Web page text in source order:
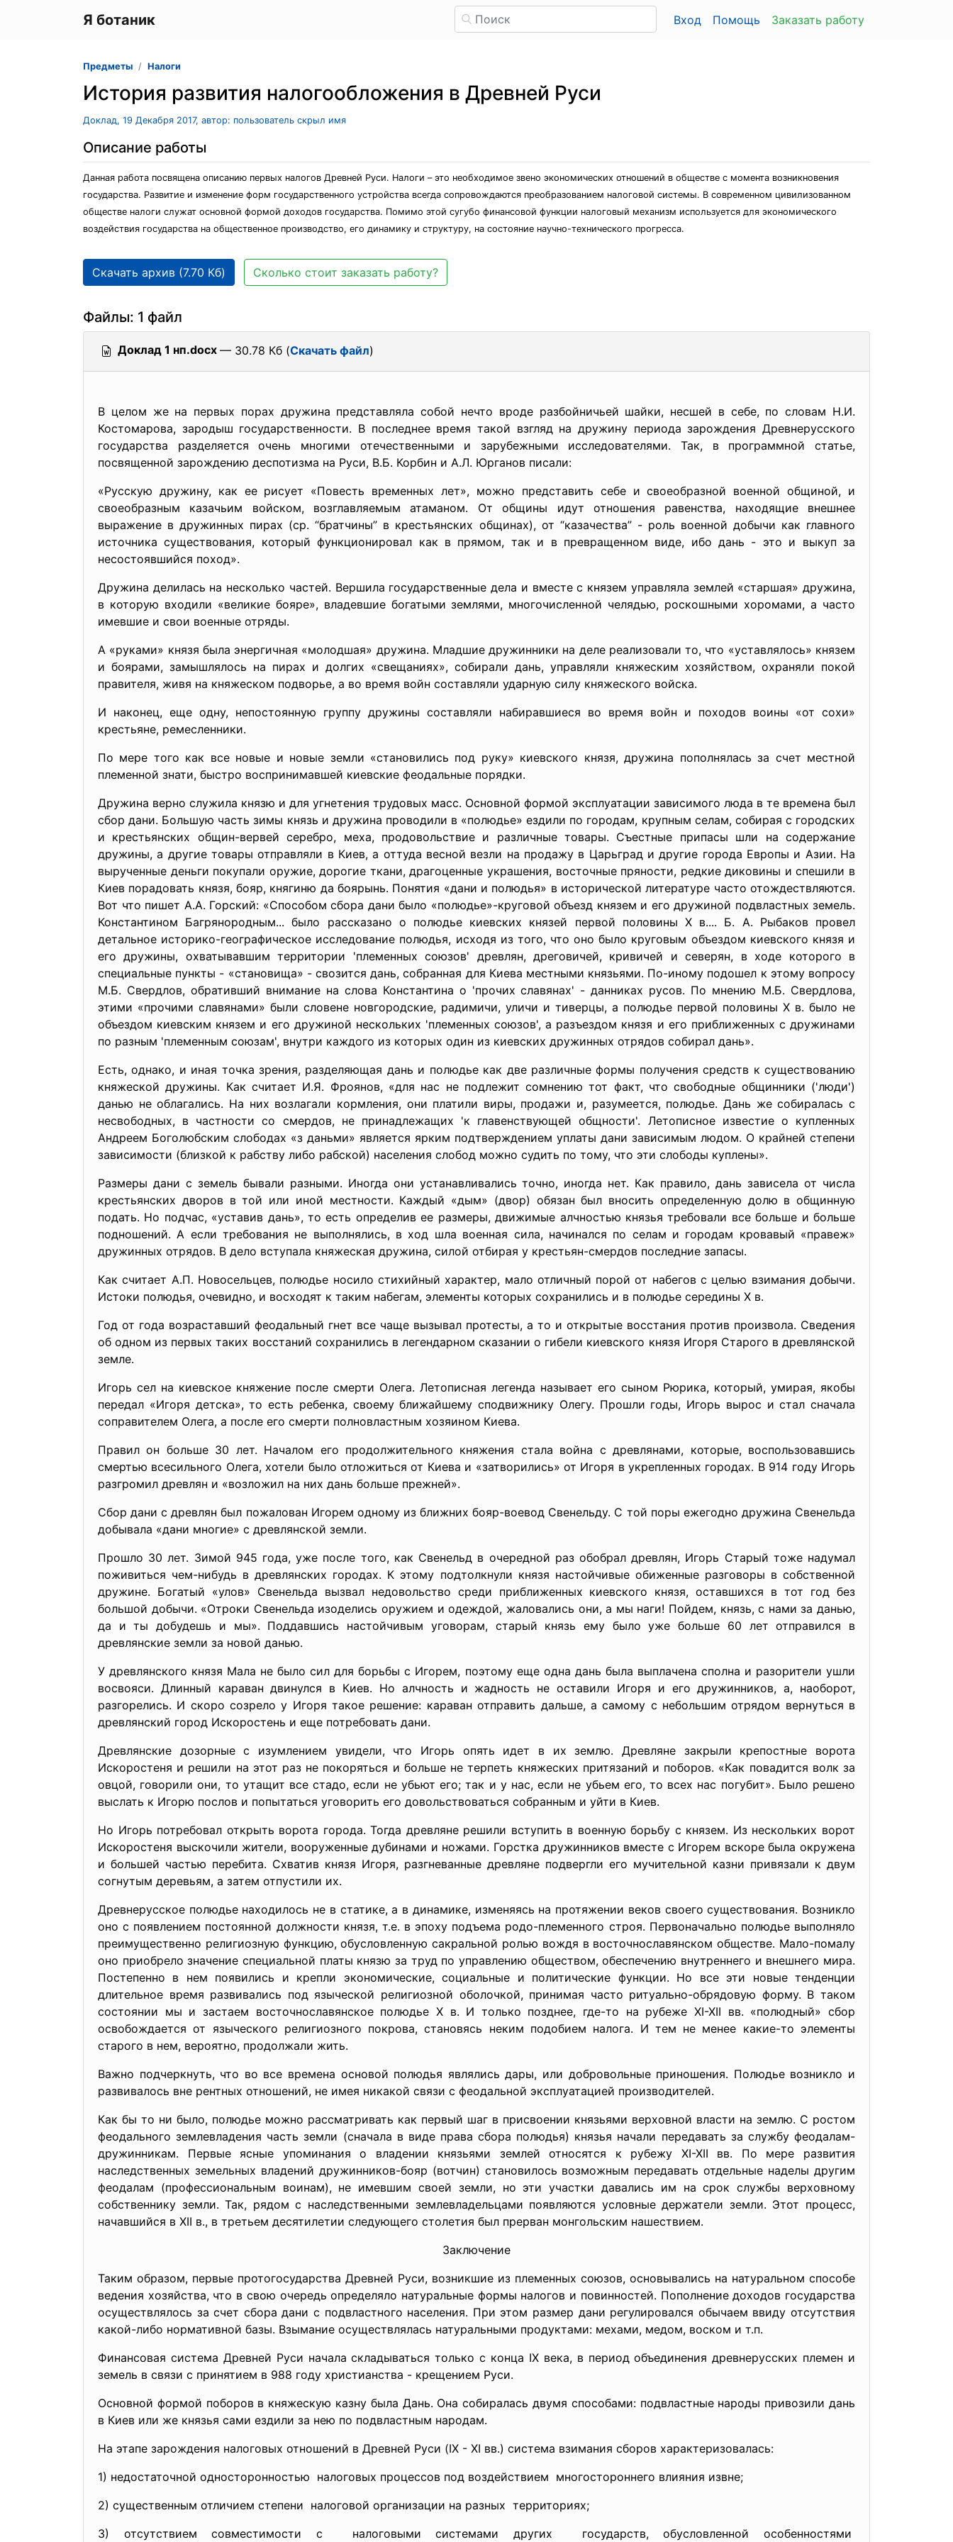
Я ботаник Вход Помощь Заказать работу
Предметы Налоги
История развития налогообложения в Древней Руси
Доклад, 19 Декабря 2017, автор: пользователь скрыл имя
Описание работы
Данная работа посвящена описанию первых налогов Древней Руси. Налоги – это необходимое звено экономических отношений в обществе с момента возникновения
государства. Развитие и изменение форм государственного устройства всегда сопровождаются преобразованием налоговой системы. В современном цивилизованном
обществе налоги служат основной формой доходов государства. Помимо этой сугубо финансовой функции налоговый механизм используется для экономического
воздействия государства на общественное производство, его динамику и структуру, на состояние научно-технического прогресса.
Скачать архив (7.70 Кб) Сколько стоит заказать работу?
Файлы: 1 файл
Доклад 1 нп.docx — 30.78 Кб (Скачать файл)
В целом же на первых порах дружина представляла собой нечто вроде разбойничьей шайки, несшей в себе, по словам Н.И.
Костомарова, зародыш государственности. В последнее время такой взгляд на дружину периода зарождения Древнерусского
государства разделяется очень многими отечественными и зарубежными исследователями. Так, в программной статье,
посвященной зарождению деспотизма на Руси, В.Б. Корбин и А.Л. Юрганов писали:
«Русскую дружину, как ее рисует «Повесть временных лет», можно представить себе и своеобразной военной общиной, и
своеобразным казачьим войском, возглавляемым атаманом. От общины идут отношения равенства, находящие внешнее
выражение в дружинных пирах (ср. “братчины” в крестьянских общинах), от “казачества” - роль военной добычи как главного
источника существования, который функционировал как в прямом, так и в превращенном виде, ибо дань - это и выкуп за
несостоявшийся поход».
Дружина делилась на несколько частей. Вершила государственные дела и вместе с князем управляла землей «старшая» дружина,
в которую входили «великие бояре», владевшие богатыми землями, многочисленной челядью, роскошными хоромами, а часто
имевшие и свои военные отряды.
А «руками» князя была энергичная «молодшая» дружина. Младшие дружинники на деле реализовали то, что «уставлялось» князем
и боярами, замышлялось на пирах и долгих «свещаниях», собирали дань, управляли княжеским хозяйством, охраняли покой
правителя, живя на княжеском подворье, а во время войн составляли ударную силу княжеского войска.
И наконец, еще одну, непостоянную группу дружины составляли набиравшиеся во время войн и походов воины «от сохи»
крестьяне, ремесленники.
По мере того как все новые и новые земли «становились под руку» киевского князя, дружина пополнялась за счет местной
племенной знати, быстро воспринимавшей киевские феодальные порядки.
Дружина верно служила князю и для угнетения трудовых масс. Основной формой эксплуатации зависимого люда в те времена был
сбор дани. Большую часть зимы князь и дружина проводили в «полюдье» ездили по городам, крупным селам, собирая с городских
и крестьянских общин-вервей серебро, меха, продовольствие и различные товары. Съестные припасы шли на содержание
дружины, а другие товары отправляли в Киев, а оттуда весной везли на продажу в Царьград и другие города Европы и Азии. На
вырученные деньги покупали оружие, дорогие ткани, драгоценные украшения, восточные пряности, редкие диковины и спешили в
Киев порадовать князя, бояр, княгиню да боярынь. Понятия «дани и полюдья» в исторической литературе часто отождествляются.
Вот что пишет А.А. Горский: «Способом сбора дани было «полюдье»-круговой объезд князем и его дружиной подвластных земель.
Константином Багрянородным... было рассказано о полюдье киевских князей первой половины X в.... Б. А. Рыбаков провел
детальное историко-географическое исследование полюдья, исходя из того, что оно было круговым объездом киевского князя и
его дружины, охватывавшим территории 'племенных союзов' древлян, дреговичей, кривичей и северян, в ходе которого в
специальные пункты - «становища» - свозится дань, собранная для Киева местными князьями. По-иному подошел к этому вопросу
М.Б. Свердлов, обративший внимание на слова Константина о 'прочих славянах' - данниках русов. По мнению М.Б. Свердлова,
этими «прочими славянами» были словене новгородские, радимичи, уличи и тиверцы, а полюдье первой половины Х в. было не
объездом киевским князем и его дружиной нескольких 'племенных союзов', а разъездом князя и его приближенных с дружинами
по разным 'племенным союзам', внутри каждого из которых один из киевских дружинных отрядов собирал дань».
Есть, однако, и иная точка зрения, разделяющая дань и полюдье как две различные формы получения средств к существованию
княжеской дружины. Как считает И.Я. Фроянов, «для нас не подлежит сомнению тот факт, что свободные общинники ('люди')
данью не облагались. На них возлагали кормления, они платили виры, продажи и, разумеется, полюдье. Дань же собиралась с
несвободных, в частности со смердов, не принадлежащих 'к главенствующей общности'. Летописное известие о купленных
Андреем Боголюбским слободах «з даньми» является ярким подтверждением уплаты дани зависимым людом. О крайней степени
зависимости (близкой к рабству либо рабской) населения слобод можно судить по тому, что эти слободы куплены».
Размеры дани с земель бывали разными. Иногда они устанавливались точно, иногда нет. Как правило, дань зависела от числа
крестьянских дворов в той или иной местности. Каждый «дым» (двор) обязан был вносить определенную долю в общинную
подать. Но подчас, «уставив дань», то есть определив ее размеры, движимые алчностью князья требовали все больше и больше
подношений. А если требования не выполнялись, в ход шла военная сила, начинался по селам и городам кровавый «правеж»
дружинных отрядов. В дело вступала княжеская дружина, силой отбирая у крестьян-смердов последние запасы.
Как считает А.П. Новосельцев, полюдье носило стихийный характер, мало отличный порой от набегов с целью взимания добычи.
Истоки полюдья, очевидно, и восходят к таким набегам, элементы которых сохранились и в полюдье середины X в.
Год от года возраставший феодальный гнет все чаще вызывал протесты, а то и открытые восстания против произвола. Сведения
об одном из первых таких восстаний сохранились в легендарном сказании о гибели киевского князя Игоря Старого в древлянской
земле.
Игорь сел на киевское княжение после смерти Олега. Летописная легенда называет его сыном Рюрика, который, умирая, якобы
передал «Игоря детска», то есть ребенка, своему ближайшему сподвижнику Олегу. Прошли годы, Игорь вырос и стал сначала
соправителем Олега, а после его смерти полновластным хозяином Киева.
Правил он больше 30 лет. Началом его продолжительного княжения стала война с древлянами, которые, воспользовавшись
смертью всесильного Олега, хотели было отложиться от Киева и «затворились» от Игоря в укрепленных городах. В 914 году Игорь
разгромил древлян и «возложил на них дань больше прежней».
Сбор дани с древлян был пожалован Игорем одному из ближних бояр-воевод Свенельду. С той поры ежегодно дружина Свенельда
добывала «дани многие» с древлянской земли.
Прошло 30 лет. Зимой 945 года, уже после того, как Свенельд в очередной раз обобрал древлян, Игорь Старый тоже надумал
поживиться чем-нибудь в древлянских городах. К этому подтолкнули князя настойчивые обиженные разговоры в собственной
дружине. Богатый «улов» Свенельда вызвал недовольство среди приближенных киевского князя, оставшихся в тот год без
большой добычи. «Отроки Свенельда изоделись оружием и одеждой, жаловались они, а мы наги! Пойдем, князь, с нами за данью,
да и ты добудешь и мы». Поддавшись настойчивым уговорам, старый князь ему было уже больше 60 лет отправился в
древлянские земли за новой данью.
У древлянского князя Мала не было сил для борьбы с Игорем, поэтому еще одна дань была выплачена сполна и разорители ушли
восвояси. Длинный караван двинулся в Киев. Но алчность и жадность не оставили Игоря и его дружинников, а, наоборот,
разгорелись. И скоро созрело у Игоря такое решение: караван отправить дальше, а самому с небольшим отрядом вернуться в
древлянский город Искоростень и еще потребовать дани.
Древлянские дозорные с изумлением увидели, что Игорь опять идет в их землю. Древляне закрыли крепостные ворота
Искоростеня и решили на этот раз не покоряться и больше не терпеть княжеских притязаний и поборов. «Как повадится волк за
овцой, говорили они, то утащит все стадо, если не убьют его; так и у нас, если не убьем его, то всех нас погубит». Было решено
выслать к Игорю послов и попытаться уговорить его довольствоваться собранным и уйти в Киев.
Но Игорь потребовал открыть ворота города. Тогда древляне решили вступить в военную борьбу с князем. Из нескольких ворот
Искоростеня выскочили жители, вооруженные дубинами и ножами. Горстка дружинников вместе с Игорем вскоре была окружена
и большей частью перебита. Схватив князя Игоря, разгневанные древляне подвергли его мучительной казни привязали к двум
согнутым деревьям, а затем отпустили их.
Древнерусское полюдье находилось не в статике, а в динамике, изменяясь на протяжении веков своего существования. Возникло
оно с появлением постоянной должности князя, т.е. в эпоху подъема родо-племенного строя. Первоначально полюдье выполняло
преимущественно религиозную функцию, обусловленную сакральной ролью вождя в восточнославянском обществе. Мало-помалу
оно приобрело значение специальной платы князю за труд по управлению обществом, обеспечению внутреннего и внешнего мира.
Постепенно в нем появились и крепли экономические, социальные и политические функции. Но все эти новые тенденции
длительное время развивались под языческой религиозной оболочкой, принимая часто ритуально-обрядовую форму. В таком
состоянии мы и застаем восточнославянское полюдье Х в. И только позднее, где-то на рубеже XI-XII вв. «полюдный» сбор
освобождается от языческого религиозного покрова, становясь неким подобием налога. И тем не менее какие-то элементы
старого в нем, вероятно, продолжали жить.
Важно подчеркнуть, что во все времена основой полюдья являлись дары, или добровольные приношения. Полюдье возникло и
развивалось вне рентных отношений, не имея никакой связи с феодальной эксплуатацией производителей.
Как бы то ни было, полюдье можно рассматривать как первый шаг в присвоении князьями верховной власти на землю. С ростом
феодального землевладения часть земли (сначала в виде права сбора полюдья) князья начали передавать за службу феодалам-
дружинникам. Первые ясные упоминания о владении князьями землей относятся к рубежу XI-XII вв. По мере развития
наследственных земельных владений дружинников-бояр (вотчин) становилось возможным передавать отдельные наделы другим
феодалам (профессиональным воинам), не имевшим своей земли, но эти участки давались им на срок службы верховному
собственнику земли. Так, рядом с наследственными землевладельцами появляются условные держатели земли. Этот процесс,
начавшийся в XII в., в третьем десятилетии следующего столетия был прерван монгольским нашествием.
Заключение
Таким образом, первые протогосударства Древней Руси, возникшие из племенных союзов, основывались на натуральном способе
ведения хозяйства, что в свою очередь определяло натуральные формы налогов и повинностей. Пополнение доходов государства
осуществлялось за счет сбора дани с подвластного населения. При этом размер дани регулировался обычаем ввиду отсутствия
какой-либо нормативной базы. Взымание осуществлялась натуральными продуктами: мехами, медом, воском и т.п.
Финансовая система Древней Руси начала складываться только с конца IX века, в период объединения древнерусских племен и
земель в связи с принятием в 988 году христианства - крещением Руси.
Основной формой поборов в княжескую казну была Дань. Она собиралась двумя способами: подвластные народы привозили дань
в Киев или же князья сами ездили за нею по подвластным народам.
На этапе зарождения налоговых отношений в Древней Руси (IX - XI вв.) система взимания сборов характеризовалась:
1) недостаточной односторонностью налоговых процессов под воздействием многостороннего влияния извне;
2) существенным отличием степени налоговой организации на разных территориях;
3) отсутствием совместимости с налоговыми системами других государств, обусловленной особенностями